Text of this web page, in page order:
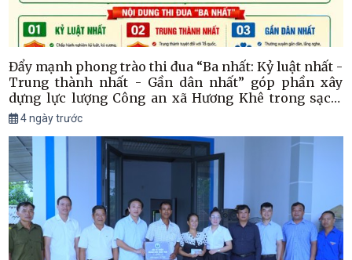
Đẩy mạnh phong trào thi đua “Ba nhất: Kỷ luật nhất -
Trung thành nhất - Gần dân nhất” góp phần xây
dựng lực lượng Công an xã Hương Khê trong sạch,
vững mạnh
4 ngày trước